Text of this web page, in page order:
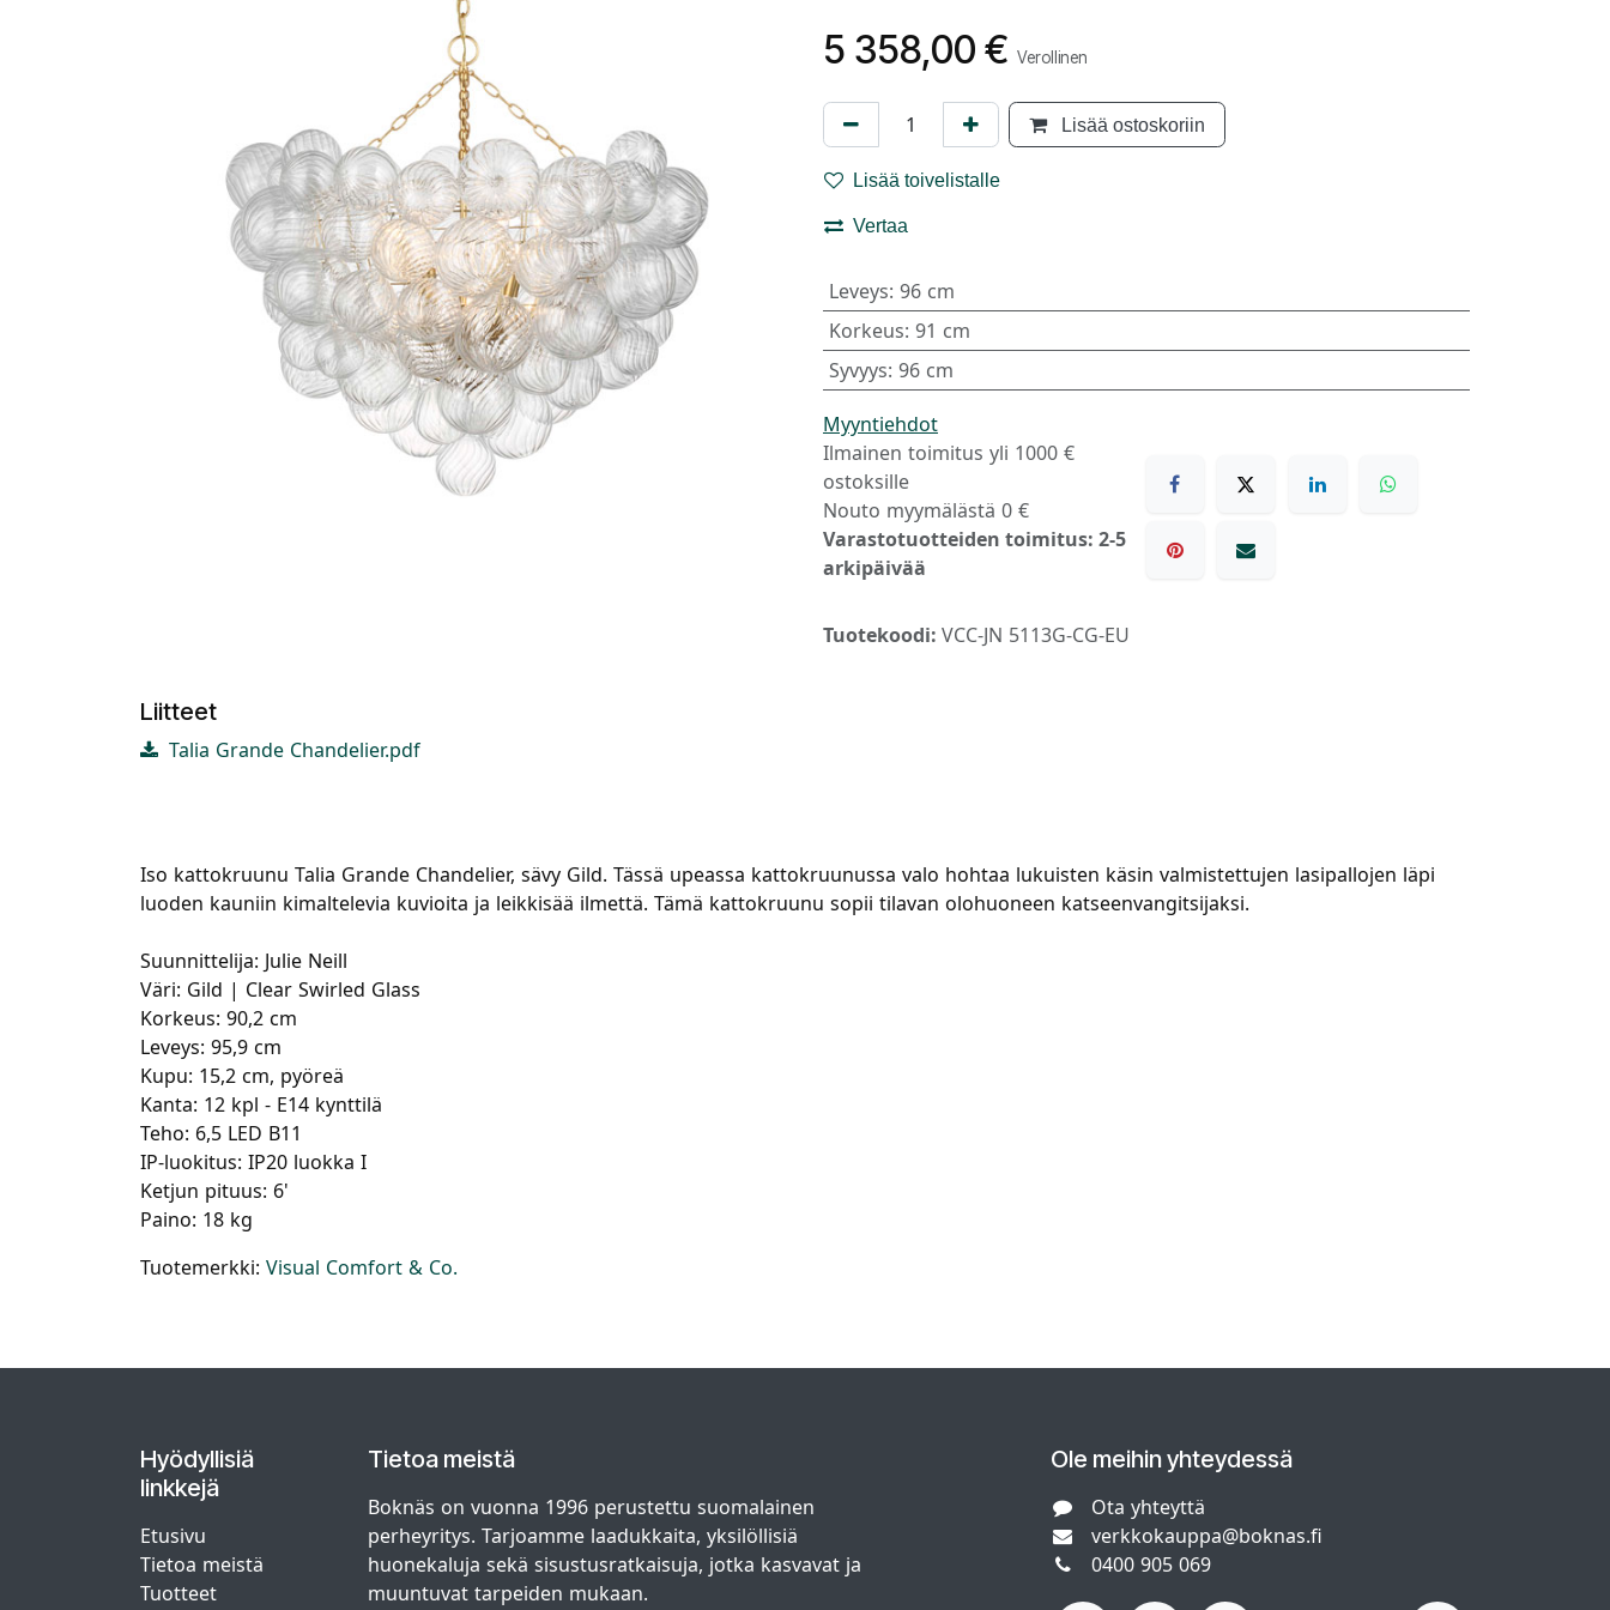
5 358,00 € Verollinen
Lisää ostoskoriin
Lisää toivelistalle
Vertaa
Leveys: 96 cm
Korkeus: 91 cm
Syvyys: 96 cm
Myyntiehdot
Ilmainen toimitus yli 1000 €
ostoksille
Nouto myymälästä 0 €
Varastotuotteiden toimitus: 2-5
arkipäivää
Tuotekoodi: VCC-JN 5113G-CG-EU
Liitteet
Talia Grande Chandelier.pdf
Iso kattokruunu Talia Grande Chandelier, sävy Gild. Tässä upeassa kattokruunussa valo hohtaa lukuisten käsin valmistettujen lasipallojen läpi
luoden kauniin kimaltelevia kuvioita ja leikkisää ilmettä. Tämä kattokruunu sopii tilavan olohuoneen katseenvangitsijaksi.
Suunnittelija: Julie Neill
Väri: Gild | Clear Swirled Glass
Korkeus: 90,2 cm
Leveys: 95,9 cm
Kupu: 15,2 cm, pyöreä
Kanta: 12 kpl - E14 kynttilä
Teho: 6,5 LED B11
IP-luokitus: IP20 luokka I
Ketjun pituus: 6'
Paino: 18 kg
Tuotemerkki: Visual Comfort & Co.
Hyödyllisiä
linkkejä
Etusivu
Tietoa meistä
Tuotteet
Tietoa meistä
Boknäs on vuonna 1996 perustettu suomalainen
perheyritys. Tarjoamme laadukkaita, yksilöllisiä
huonekaluja sekä sisustusratkaisuja, jotka kasvavat ja
muuntuvat tarpeiden mukaan.
Ole meihin yhteydessä
Ota yhteyttä
verkkokauppa@boknas.fi
0400 905 069